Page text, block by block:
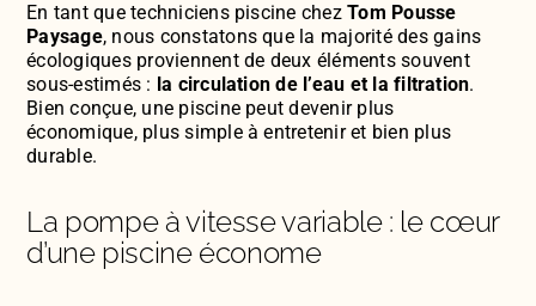
En tant que techniciens piscine chezTom Pousse
Paysage, nous constatons que la majorité des gains
écologiques proviennent de deux éléments souvent
sous-estimés : la circulation de l’eau et la filtration.
Bien conçue, une piscine peut devenir plus
économique, plus simple à entretenir et bien plus
durable.
La pompe à vitesse variable : le cœur
d’une piscine économe